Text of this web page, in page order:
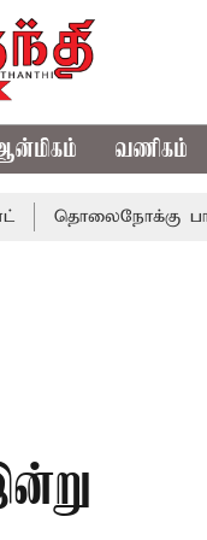
வணிகம்
பார்வையுடன்